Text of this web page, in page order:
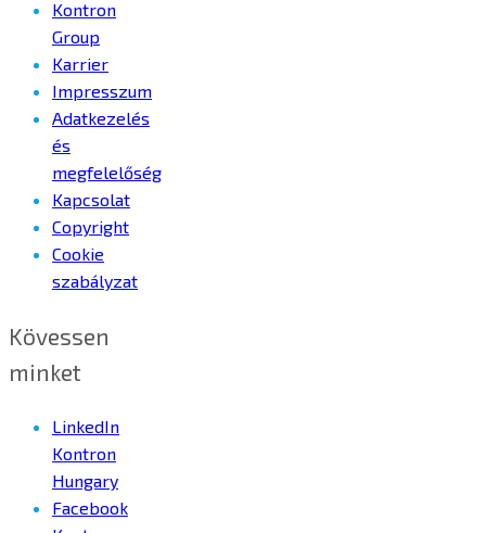
Kontron
Group
Karrier
Impresszum
Adatkezelés
és
megfelelőség
Kapcsolat
Copyright
Cookie
szabályzat
Kövessen
minket
LinkedIn
Kontron
Hungary
Facebook